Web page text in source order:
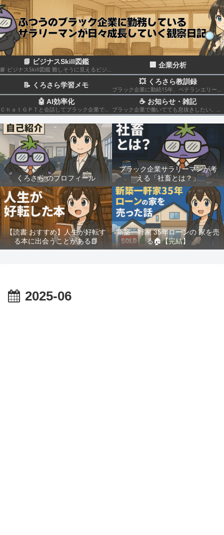
📘 ビジナスSkill図鑑
📘 ビジナスSkill図鑑 難しそうに見えるビジネススキルも、構造化して分解すれば実はカンタン！いろんなスキルの組み合わせだということがわかると思います このカテゴリでは仕事のスキルを“ナスでもわかる”レベルで図解＆やさしく柔らかく解説していきます🍆
🏢 企業分析
📝 くろさら学習メモ 💥 くろさら教訓録
ブラック企業に勤続15年、ベテランエリート社畜サラリーマンの経験を活かした日記です📗
🤖 AI効率化
ＣｈａｔＧＰＴと会話してブラック企業での疲れを癒やしたり、自己成長のための知見を広げる💻
☕ お知らせ・雑記
ブラック企業で働いてても息抜きしたい。。。
くろさら のプロフィール
ブラック企業サラリーマンが考
える「社畜とは？」
【読書 おすすめ】人生が好転す
る本に出会うことがある📗
新築一軒家 35年ローンの 家を売
る🏠️【完結】
2025-06